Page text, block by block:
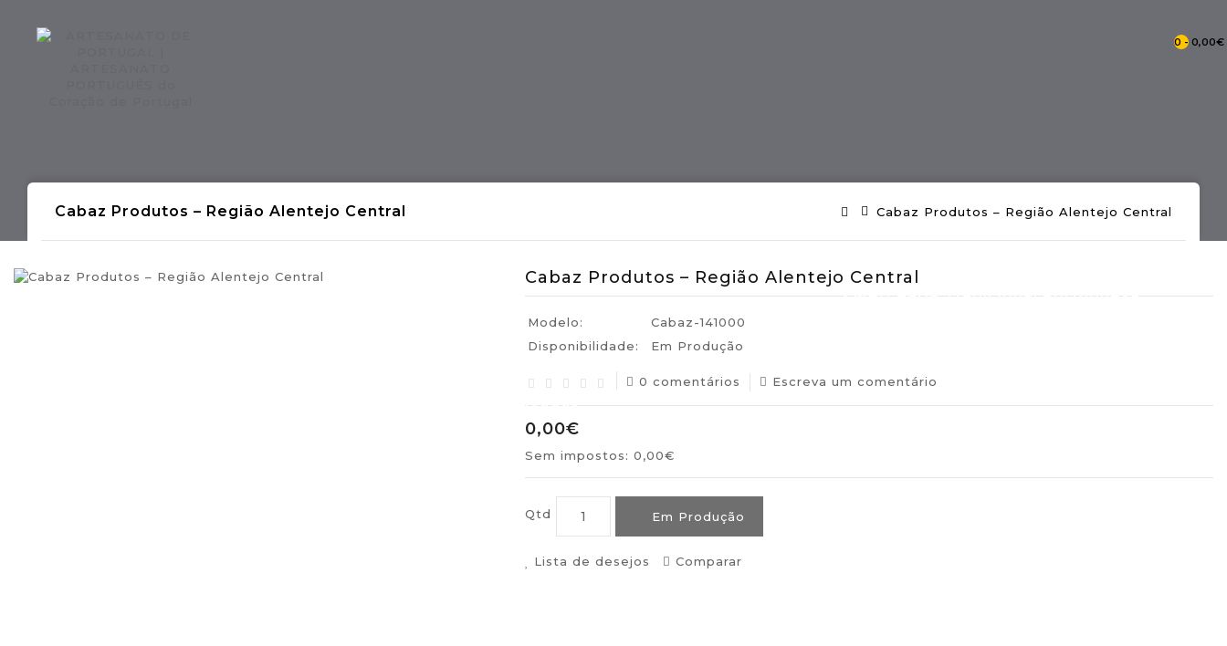
0 - 0,00€
- Mercearia Tradicional Portuguesa
- Produções Artesanais Tradicionais Portuguesas Certificadas
Cabaz Produtos – Região Alentejo Central Cabaz Produtos – Região Alentejo Central
Cabaz Produtos – Região Alentejo Central
Modelo:
Cabaz-141000
Disponibilidade:
Em Produção
0 comentários Escreva um comentário
0,00€
Sem impostos: 0,00€
Qtd Em Produção
Lista de desejos Comparar